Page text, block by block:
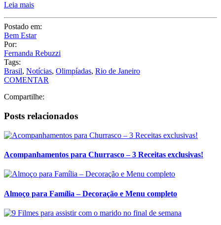
Leia mais
Postado em:
Bem Estar
Por:
Fernanda Rebuzzi
Tags:
Brasil, Notícias, Olimpíadas, Rio de Janeiro
COMENTAR
Compartilhe:
Posts relacionados
Acompanhamentos para Churrasco – 3 Receitas exclusivas!
Almoço para Família – Decoração e Menu completo